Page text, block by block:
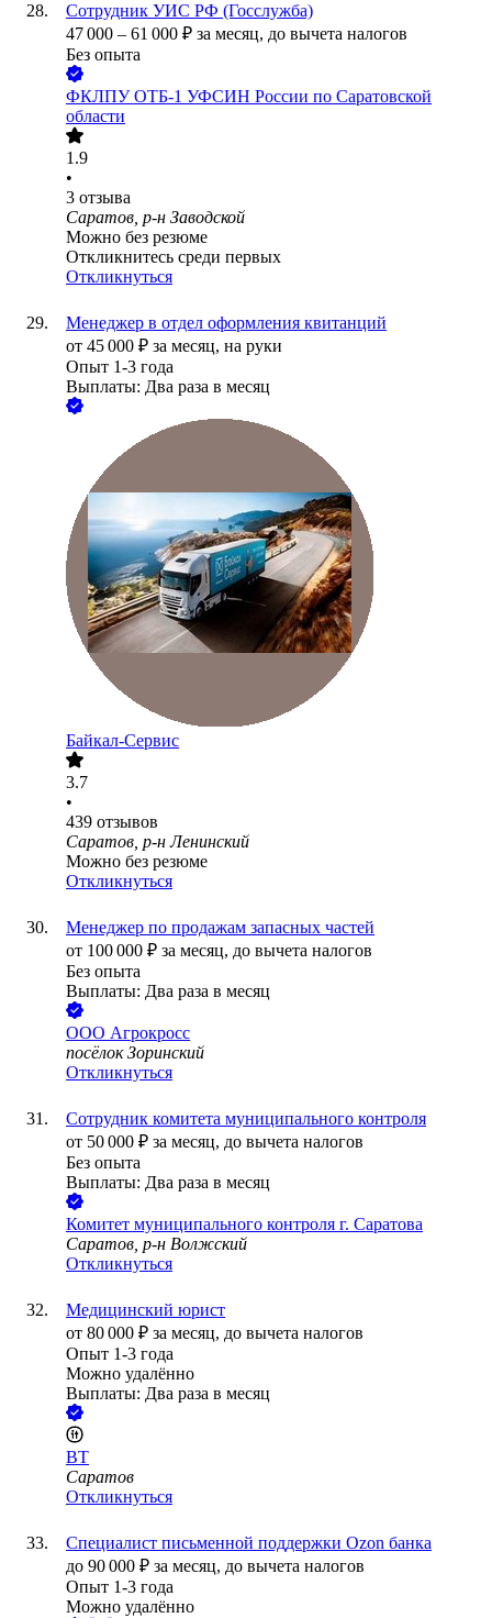
Сотрудник УИС РФ (Госслужба)
47 000 – 61 000 ₽ за месяц, до вычета налогов
Без опыта
ФКЛПУ ОТБ-1 УФСИН России по Саратовской
области
1.9
•
3 отзыва
Саратов, р-н Заводской
Можно без резюме
Откликнитесь среди первых
Откликнуться
Менеджер в отдел оформления квитанций
от 45 000 ₽ за месяц, на руки
Опыт 1-3 года
Выплаты: Два раза в месяц
Байкал-Сервис
3.7
•
439 отзывов
Саратов, р-н Ленинский
Можно без резюме
Откликнуться
Менеджер по продажам запасных частей
от 100 000 ₽ за месяц, до вычета налогов
Без опыта
Выплаты: Два раза в месяц
ООО Агрокросс
посёлок Зоринский
Откликнуться
Сотрудник комитета муниципального контроля
от 50 000 ₽ за месяц, до вычета налогов
Без опыта
Выплаты: Два раза в месяц
Комитет муниципального контроля г. Саратова
Саратов, р-н Волжский
Откликнуться
Медицинский юрист
от 80 000 ₽ за месяц, до вычета налогов
Опыт 1-3 года
Можно удалённо
Выплаты: Два раза в месяц
ВТ
Саратов
Откликнуться
Специалист письменной поддержки Ozon банка
до 90 000 ₽ за месяц, до вычета налогов
Опыт 1-3 года
Можно удалённо